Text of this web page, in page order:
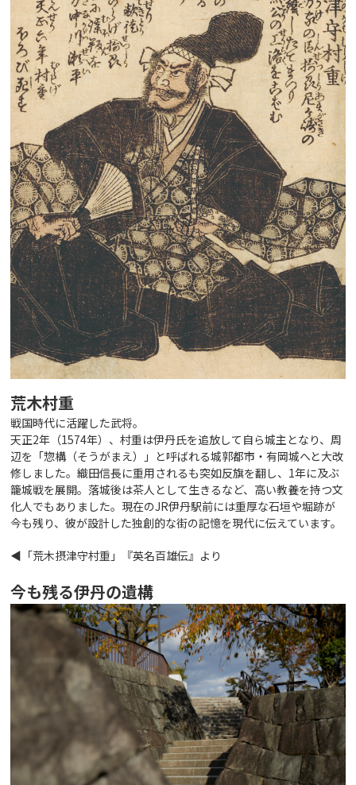
荒木村重
戦国時代に活躍した武将。
天正2年（1574年）、村重は伊丹氏を追放して自ら城主となり、周
辺を「惣構（そうがまえ）」と呼ばれる城郭都市・有岡城へと大改
修しました。織田信長に重用されるも突如反旗を翻し、1年に及ぶ
籠城戦を展開。落城後は茶人として生きるなど、高い教養を持つ文
化人でもありました。現在のJR伊丹駅前には重厚な石垣や堀跡が
今も残り、彼が設計した独創的な街の記憶を現代に伝えています。
◀「荒木摂津守村重」『英名百雄伝』より
今も残る伊丹の遺構